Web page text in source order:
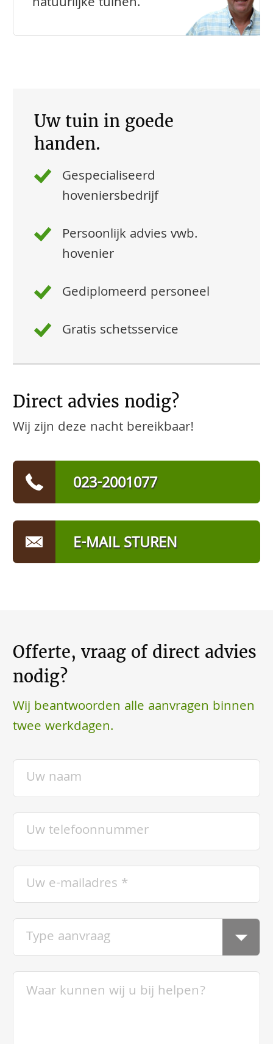
Uw tuin in goede
handen.
Gespecialiseerd
hoveniersbedrijf
Persoonlijk advies vwb.
hovenier
Gediplomeerd personeel
Gratis schetsservice
Direct advies nodig?
Wij zijn deze nacht bereikbaar!
023-2001077
E-MAIL STUREN
Offerte, vraag of direct advies
nodig?
Wij beantwoorden alle aanvragen binnen
twee werkdagen.